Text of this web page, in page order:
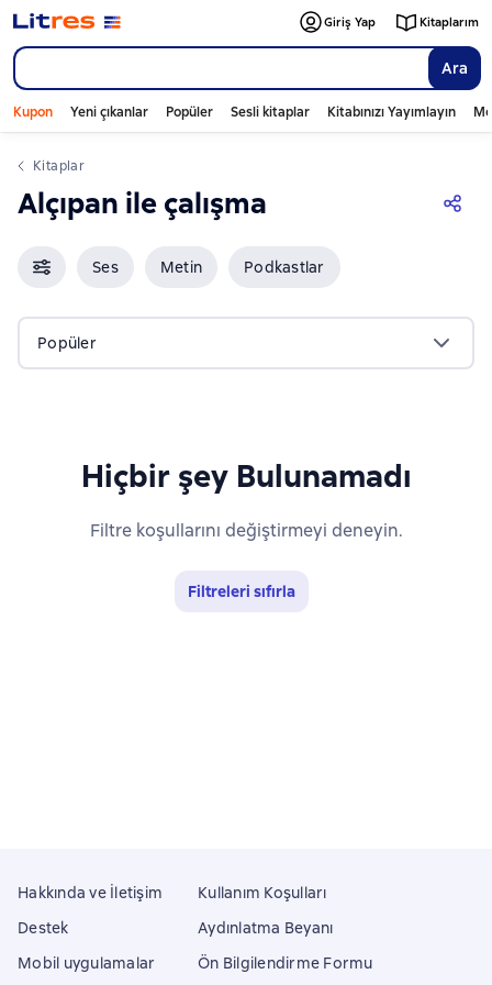
Ara
Giriş Yap Kitaplarım
Kupon Yeni çıkanlar Popüler Sesli kitaplar Kitabınızı Yayımlayın
Kitaplar
Alçıpan ile çalışma
Ses Metin Podkastlar
Popüler
Hiçbir şey Bulunamadı
Filtre koşullarını değiştirmeyi deneyin.
Filtreleri sıfırla
Hakkında ve İletişim
Destek
Mobil uygulamalar
Kullanım Koşulları
Aydınlatma Beyanı
Ön Bilgilendirme Formu